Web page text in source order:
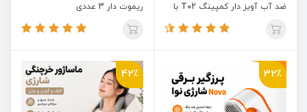
ضد آب آویز دار کمپینگ T02 با
پنل خورشیدی سولار
ریموت دار 3 عددی
32٪ 42٪